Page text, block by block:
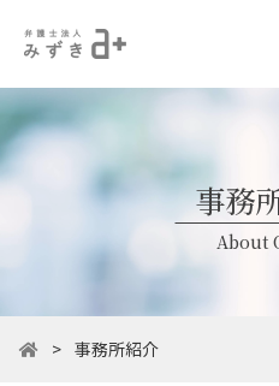
事務
About
> 事務所紹介